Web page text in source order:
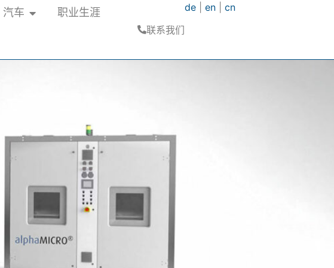
汽车 职业生涯
联系我们
de| en| cn